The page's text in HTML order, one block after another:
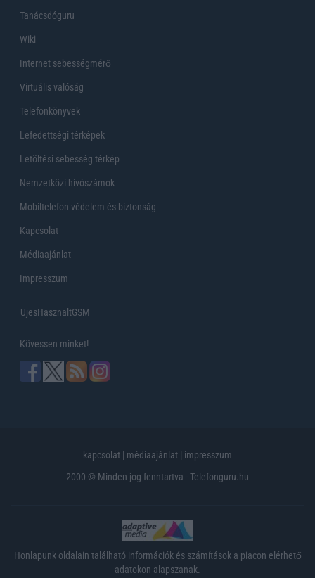
Tanácsdóguru
Wiki
Internet sebességmérő
Virtuális valóság
Telefonkönyvek
Lefedettségi térképek
Letöltési sebesség térkép
Nemzetközi hívószámok
Mobiltelefon védelem és biztonság
Kapcsolat
Médiaajánlat
Impresszum
UjesHasznaltGSM
Kövessen minket!
kapcsolat | médiaajánlat | impresszum
2000 © Minden jog fenntartva - Telefonguru.hu
Honlapunk oldalain található információk és számítások a piacon elérhető
adatokon alapszanak.